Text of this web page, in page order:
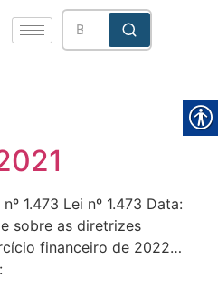
1.473 Lei nº 1.473 Data:
sobre as diretrizes
financeiro de 2022…